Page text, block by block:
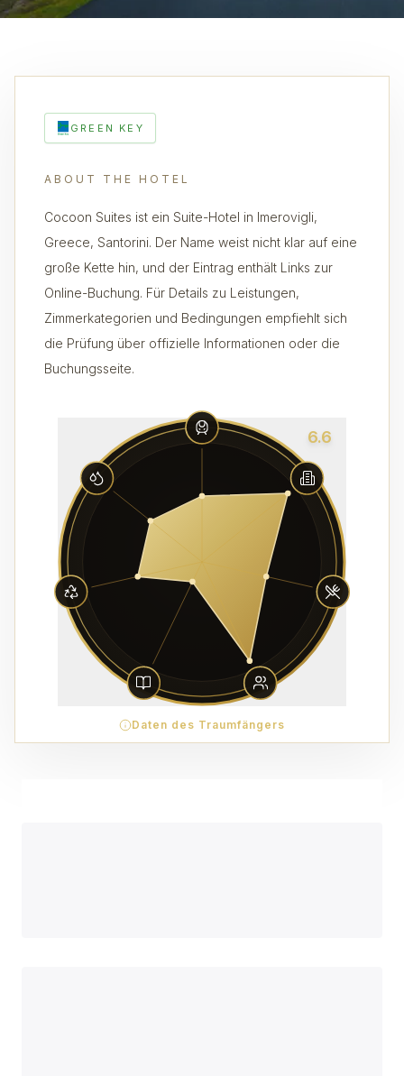
GREEN KEY
ABOUT THE HOTEL
Cocoon Suites ist ein Suite-Hotel in Imerovigli,
Greece, Santorini. Der Name weist nicht klar auf eine
große Kette hin, und der Eintrag enthält Links zur
Online-Buchung. Für Details zu Leistungen,
Zimmerkategorien und Bedingungen empfiehlt sich
die Prüfung über offizielle Informationen oder die
Buchungsseite.
6.6
Daten des Traumfängers